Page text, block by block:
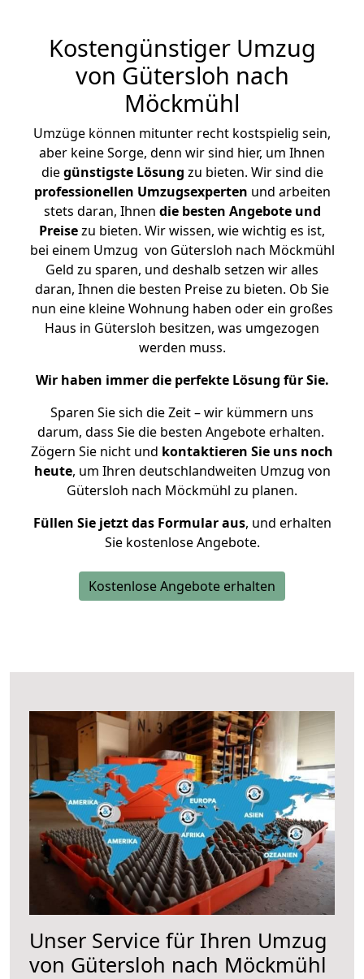
Kostengünstiger Umzug
von Gütersloh nach
Möckmühl
Umzüge können mitunter recht kostspielig sein,
aber keine Sorge, denn wir sind hier, um Ihnen
diegünstigste Lösung zu bieten. Wir sind die
professionellen Umzugsexperten und arbeiten
stets daran, Ihnen die besten Angebote und
Preisezu bieten. Wir wissen, wie wichtig es ist,
bei einem Umzug von Gütersloh nach Möckmühl
Geld zu sparen, und deshalb setzen wir alles
daran, Ihnen die besten Preise zu bieten. Ob Sie
nun eine kleine Wohnung haben oder ein großes
Haus in Gütersloh besitzen, was umgezogen
werden muss.
Wir haben immer die perfekte Lösung für Sie.
Sparen Sie sich die Zeit – wir kümmern uns
darum, dass Sie die besten Angebote erhalten.
Zögern Sie nicht und kontaktieren Sie uns noch
heute, um Ihren deutschlandweiten Umzug von
Gütersloh nach Möckmühl zu planen.
Füllen Sie jetzt das Formular aus, und erhalten
Sie kostenlose Angebote.
Kostenlose Angebote erhalten
Unser Service für Ihren Umzug
von Gütersloh nach Möckmühl